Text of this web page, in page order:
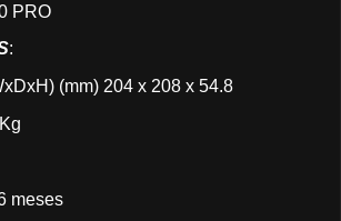
PRO
:
(mm) 204 x 208 x 54.8
meses